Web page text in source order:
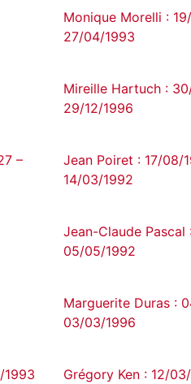
Monique Morelli :
27/04/1993
Mireille Hartuch :
29/12/1996
–
Jean Poiret : 17/08/
14/03/1992
Jean-Claude Pascal
05/05/1992
Marguerite Duras :
03/03/1996
1993
Grégory Ken : 12/